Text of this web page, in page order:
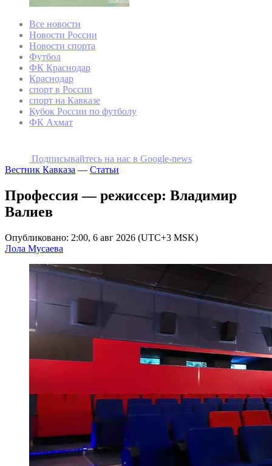
Все новости
Новости России
Новости спорта
Футбол
ФК Краснодар
Краснодар
спорт в России
спорт на Кавказе
Кубок России по футболу
ФК Ахмат
Подписывайтесь на наc в Google-news
Вестник Кавказа — Статьи
Профессия — режиссер: Владимир
Валиев
Опубликовано: 2:00, 6 авг 2026 (UTC+3 MSK)
Лола Мусаева